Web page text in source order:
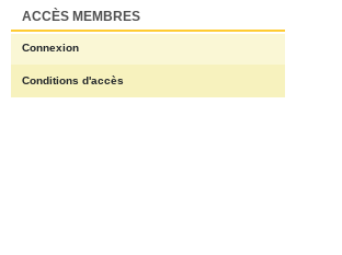
ACCÈS MEMBRES
Connexion
Conditions d'accès